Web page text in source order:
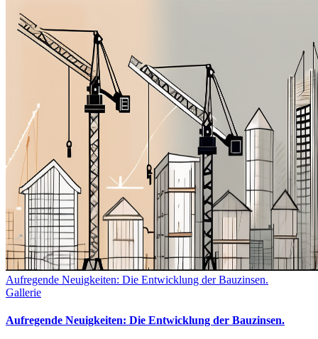
Aufregende Neuigkeiten: Die Entwicklung der Bauzinsen.
Gallerie
Aufregende Neuigkeiten: Die Entwicklung der Bauzinsen.